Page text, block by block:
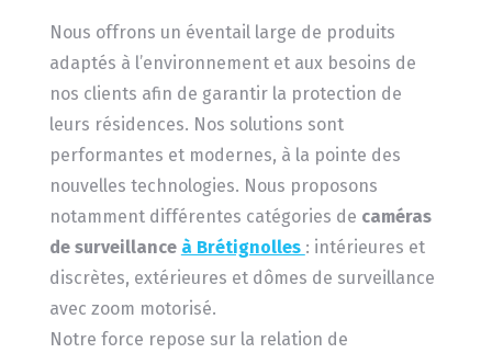
Nous offrons un éventail large de produits
adaptés à l’environnement et aux besoins de
nos clients afin de garantir la protection de
leurs résidences. Nos solutions sont
performantes et modernes, à la pointe des
nouvelles technologies. Nous proposons
notamment différentes catégories de caméras
de surveillance à Brétignolles : intérieures et
discrètes, extérieures et dômes de surveillance
avec zoom motorisé.
Notre force repose sur la relation de